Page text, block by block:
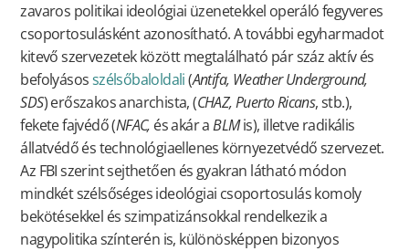
zavaros politikai ideológiai üzenetekkel operáló fegyveres
csoportosulásként azonosítható. A további egyharmadot
kitevő szervezetek között megtalálható pár száz aktív és
befolyásosszélsőbaloldali(Antifa, Weather Underground,
SDS) erőszakos anarchista, (CHAZ, Puerto Ricans, stb.),
fekete fajvédő (NFAC, és akár aBLMis), illetve radikális
állatvédő és technológiaellenes környezetvédő szervezet.
Az FBI szerint sejthetően és gyakran látható módon
mindkét szélsőséges ideológiai csoportosulás komoly
bekötésekkel és szimpatizánsokkal rendelkezik a
nagypolitika színterén is, különösképpen bizonyos